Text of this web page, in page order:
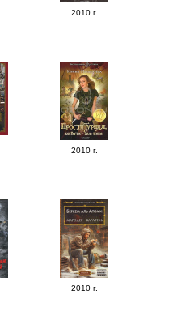
2010 г.
2010 г.
2010 г.